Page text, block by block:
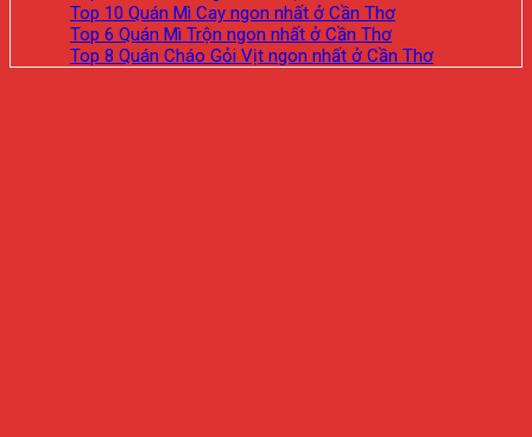
Top 10 Quán Mì Cay ngon nhất ở Cần Thơ
Top 6 Quán Mì Trộn ngon nhất ở Cần Thơ
Top 8 Quán Cháo Gỏi Vịt ngon nhất ở Cần Thơ